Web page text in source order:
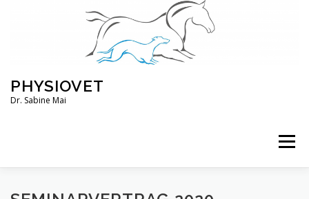
PHYSIOVET
Dr. Sabine Mai
Menü
ÜBER MICH KURSE VERANSTALTUNGEN